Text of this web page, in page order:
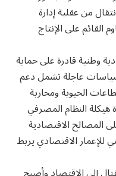
من عقلية إدارة
القائم على الإنتاج
وطنية قادرة على حماية
عاجلة تشمل دعم
الحيوية ومحاربة
هيكلة النظام المصرفي
المصالح الاقتصادية
للإعمار الاقتصادي يربط